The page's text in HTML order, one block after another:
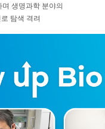
생명과학 분야의
탐색 격려